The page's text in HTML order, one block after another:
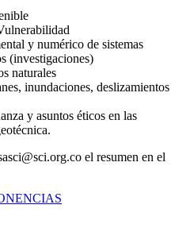
y numérico de sistemas
(investigaciones)
naturales
inundaciones, deslizamientos
y asuntos éticos en las
el resumen en el